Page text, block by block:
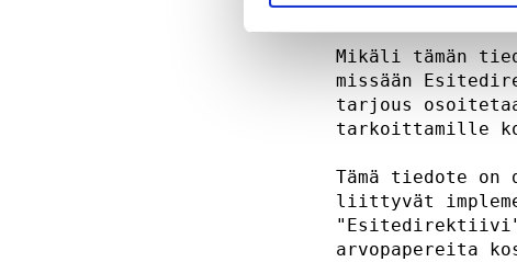
tule toimia
Mikäli tämän
missään
tarjous
Tämä tiedote
liittyvät
arvopapereita